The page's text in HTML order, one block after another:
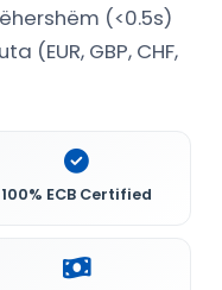
(<0.5s)
(EUR, GBP, CHF,
100% ECB Certified